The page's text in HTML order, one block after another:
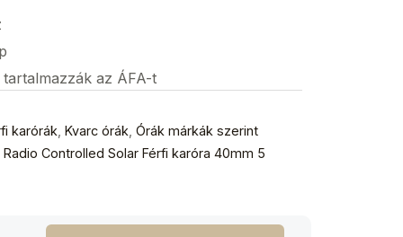
az ÁFA-t
karórák Kvarc órák Órák márkák szerint
Radio Controlled Solar Férfi karóra 40mm 5